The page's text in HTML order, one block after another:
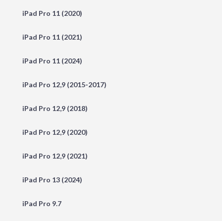
iPad Pro 11 (2020)
iPad Pro 11 (2021)
iPad Pro 11 (2024)
iPad Pro 12,9 (2015-2017)
iPad Pro 12,9 (2018)
iPad Pro 12,9 (2020)
iPad Pro 12,9 (2021)
iPad Pro 13 (2024)
iPad Pro 9.7